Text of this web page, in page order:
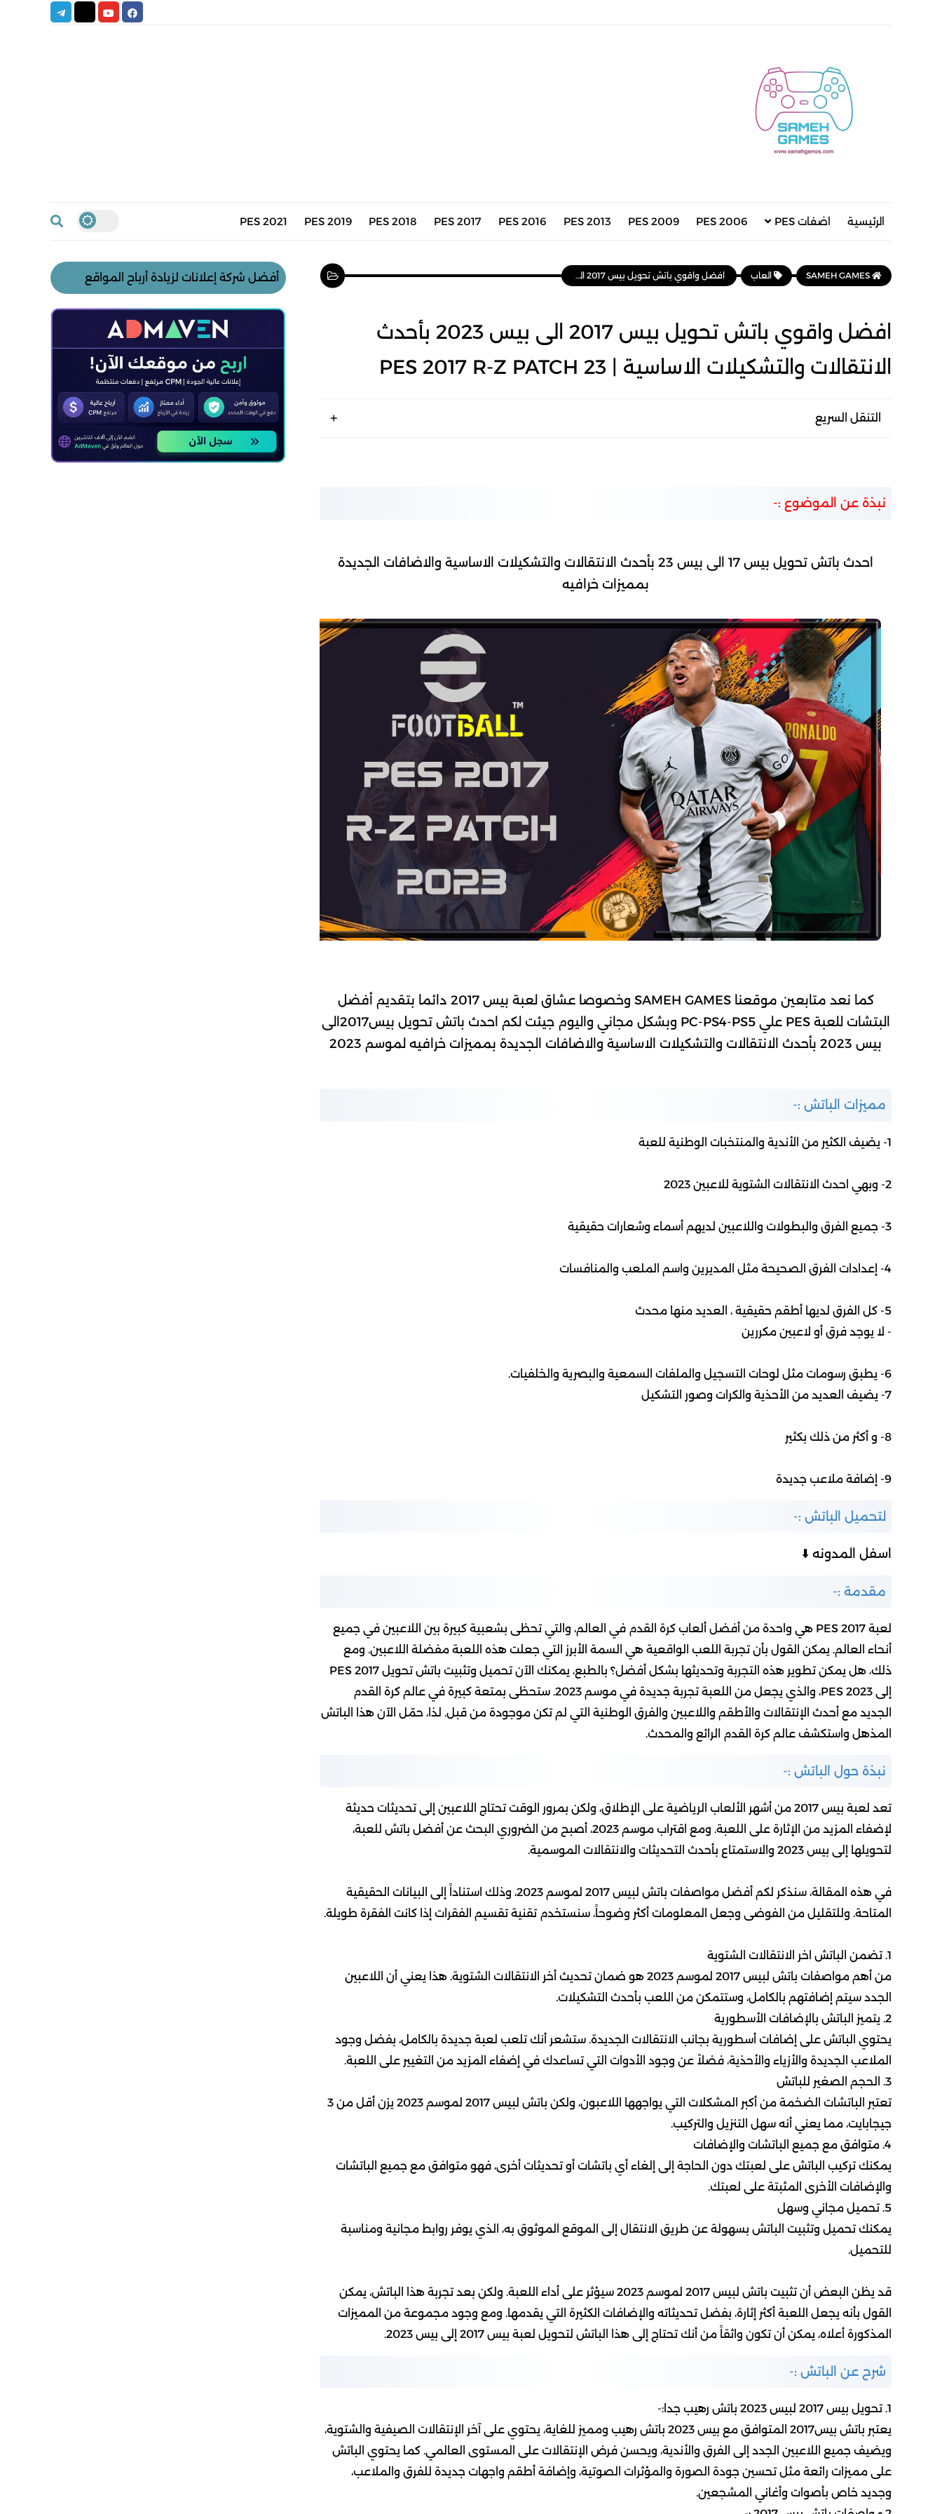
الرئيسية اضفات PES PES 2006
PES 2009
PES 2013
PES 2016
PES 2017
PES 2018
PES 2019
PES 2021
العاب افضل واقوي باتش تحويل بيس 2017 الى بيس 2023 بأحدث الانتقالات والتشكيلات الاساسية | PES 2017 R-Z PATCH 23
افضل واقوي باتش تحويل بيس 2017 الى بيس 2023 بأحدث
الانتقالات والتشكيلات الاساسية | PES 2017 R-Z PATCH 23
التنقل السريع
نبذة عن الموضوع :-
احدث باتش تحويل بيس 17 الى بيس 23 بأحدث الانتقالات والتشكيلات الاساسية والاضافات الجديدة
بمميزات خرافيه
كما نعد متابعين موقعنا SAMEH GAMES وخصوصا عشاق لعبة بيس 2017 دائما بتقديم أفضل
البتشات للعبة PES علي PC-PS4-PS5 وبشكل مجاني واليوم جيئت لكم
احدث باتش تحويل بيس2017الى
بيس 2023 بأحدث الانتقالات والتشكيلات الاساسية والاضافات الجديدة بمميزات خرافيه
لموسم 2023
مميزات الباتش :-
1- يضيف الكثير من الأندية والمنتخبات الوطنية للعبة
2- وبهي احدث الانتقالات الشتوية للاعبين 2023
3- جميع الفرق والبطولات واللاعبين لديهم أسماء وشعارات حقيقية
4- إعدادات الفرق الصحيحة مثل المديرين واسم الملعب والمنافسات
5- كل الفرق لديها أطقم حقيقية ، العديد منها محدث
- لا يوجد فرق أو لاعبين مكررين
6- يطبق رسومات مثل لوحات التسجيل والملفات السمعية والبصرية والخلفيات.
7- يضيف العديد من الأحذية والكرات وصور التشكيل
8- و أكثر من ذلك بكثير
9- إضافة ملاعب جديدة
لتحميل الباتش :-
اسفل المدونه ⬇️
مقدمة :-
لعبة PES 2017 هي واحدة من أفضل ألعاب كرة القدم في العالم، والتي تحظى بشعبية كبيرة بين اللاعبين في جميع
أنحاء العالم. يمكن القول بأن تجربة اللعب الواقعية هي السمة الأبرز التي جعلت هذه اللعبة مفضلة اللاعبين. ومع
ذلك، هل يمكن تطوير هذه التجربة وتحديثها بشكل أفضل؟ بالطبع، يمكنك الآن تحميل وتثبيت باتش تحويل PES 2017
إلى PES 2023، والذي يجعل من اللعبة تجربة جديدة في موسم 2023. ستحظى بمتعة كبيرة في عالم كرة القدم
الجديد مع أحدث الإنتقالات والأطقم واللاعبين والفرق الوطنية التي لم تكن موجودة من قبل. لذا، حمّل الآن هذا الباتش
المذهل واستكشف عالم كرة القدم الرائع والمحدث.
نبذة حول الباتش :-
تعد لعبة بيس 2017 من أشهر الألعاب الرياضية على الإطلاق، ولكن بمرور الوقت تحتاج اللاعبين إلى تحديثات حديثة
لإضفاء المزيد من الإثارة على اللعبة. ومع اقتراب موسم 2023، أصبح من الضروري البحث عن أفضل باتش للعبة،
لتحويلها إلى بيس 2023 والاستمتاع بأحدث التحديثات والانتقالات الموسمية.
في هذه المقالة، سنذكر لكم أفضل مواصفات باتش لبيس 2017 لموسم 2023، وذلك استناداً إلى البيانات الحقيقية
المتاحة. وللتقليل من الفوضى وجعل المعلومات أكثر وضوحاً، سنستخدم تقنية تقسيم الفقرات إذا كانت الفقرة طويلة.
1. تضمن الباتش اخر الانتقالات الشتوية
من أهم مواصفات باتش لبيس 2017 لموسم 2023 هو ضمان تحديث أخر الانتقالات الشتوية. هذا يعني أن اللاعبين
الجدد سيتم إضافتهم بالكامل، وستتمكن من اللعب بأحدث التشكيلات.
2. يتميز الباتش بالإضافات الأسطورية
يحتوي الباتش على إضافات أسطورية بجانب الانتقالات الجديدة. ستشعر أنك تلعب لعبة جديدة بالكامل، بفضل وجود
الملاعب الجديدة والأزياء والأحذية، فضلاً عن وجود الأدوات التي تساعدك في إضفاء المزيد من التغيير على اللعبة.
3. الحجم الصغير للباتش
تعتبر الباتشات الضخمة من أكبر المشكلات التي يواجهها اللاعبون، ولكن باتش لبيس 2017 لموسم 2023 يزن أقل من 3
جيجابايت، مما يعني أنه سهل التنزيل والتركيب.
4. متوافق مع جميع الباتشات والإضافات
يمكنك تركيب الباتش على لعبتك دون الحاجة إلى إلغاء أي باتشات أو تحديثات أخرى، فهو متوافق مع جميع الباتشات
والإضافات الأخرى المثبتة على لعبتك.
5. تحميل مجاني وسهل
يمكنك تحميل وتثبيت الباتش بسهولة عن طريق الانتقال إلى الموقع الموثوق به، الذي يوفر روابط مجانية ومناسبة
للتحميل.
قد يظن البعض أن تثبيت باتش لبيس 2017 لموسم 2023 سيؤثر على أداء اللعبة. ولكن بعد تجربة هذا الباتش، يمكن
القول بأنه يجعل اللعبة أكثر إثارة، بفضل تحديثاته والإضافات الكثيرة التي يقدمها. ومع وجود مجموعة من المميزات
المذكورة أعلاه، يمكن أن تكون واثقاً من أنك تحتاج إلى هذا الباتش لتحويل لعبة بيس 2017 إلى بيس 2023.
شرح عن الباتش :-
1. تحويل بيس 2017 لبيس 2023 باتش رهيب جدا:-
يعتبر باتش بيس2017 المتوافق مع بيس 2023 باتش رهيب ومميز للغاية، يحتوي على آخر الإنتقالات الصيفية والشتوية،
ويضيف جميع اللاعبين الجدد إلى الفرق والأندية، ويحسن فرض الإنتقالات على المستوى العالمي. كما يحتوي الباتش
على مميزات رائعة مثل تحسين جودة الصورة والمؤثرات الصوتية، وإضافة أطقم واجهات جديدة للفرق والملاعب،
وجديد خاص بأصوات وأغاني المشجعين.
أفضل شركة إعلانات لزيادة أرباح المواقع